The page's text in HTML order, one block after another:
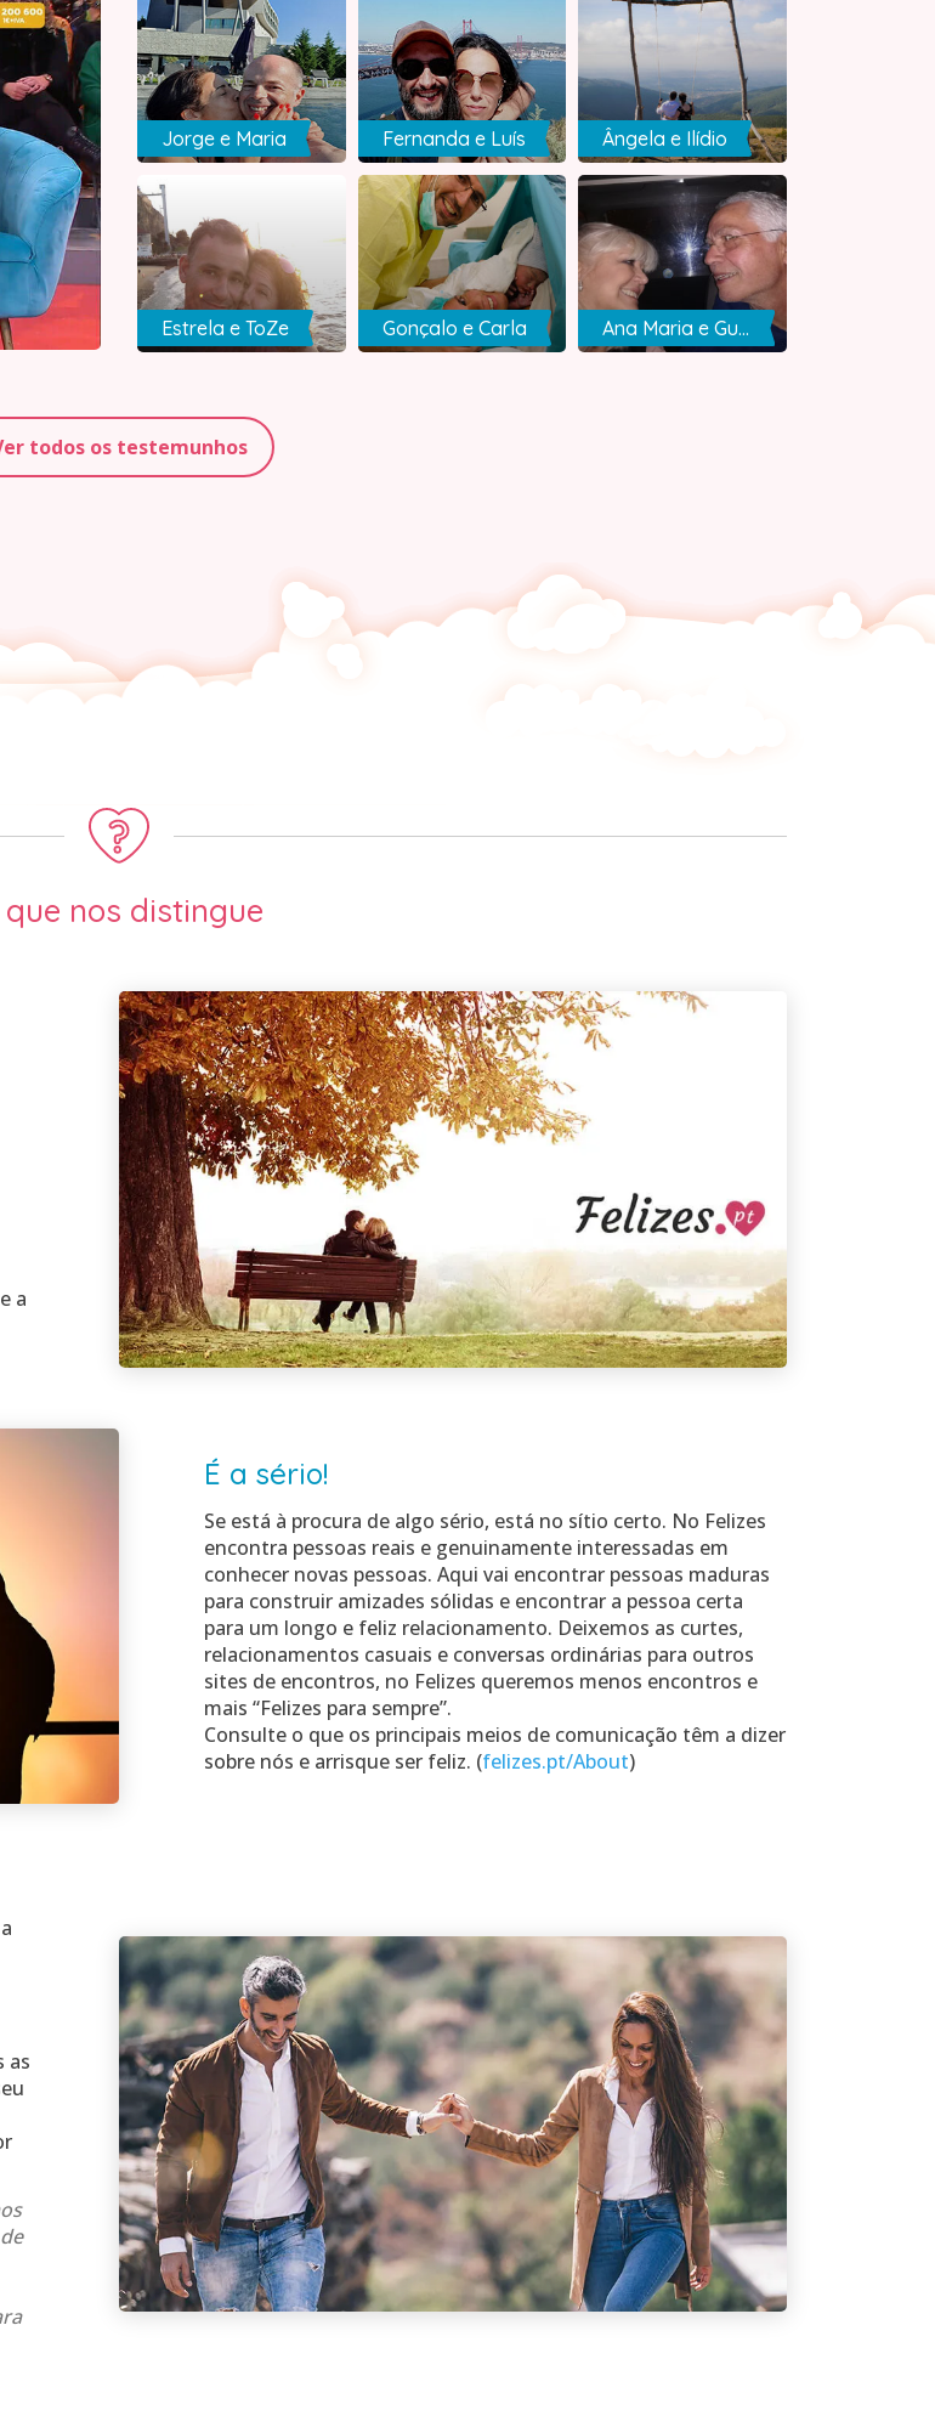
Jorge e Maria Fernanda e Luís Ângela e Ilídio
Estrela e ToZe Gonçalo e Carla Ana Maria e Gustavo
todos os testemunhos
que nos distingue
a
É a sério!
Se está à procura de algo sério, está no sítio certo. No Felizes
encontra pessoas reais e genuinamente interessadas em
conhecer novas pessoas. Aqui vai encontrar pessoas maduras
para construir amizades sólidas e encontrar a pessoa certa
para um longo e feliz relacionamento. Deixemos as curtes,
relacionamentos casuais e conversas ordinárias para outros
sites de encontros, no Felizes queremos menos encontros e
mais “Felizes para sempre”.
Consulte o que os principais meios de comunicação têm a dizer
sobre nós e arrisque ser feliz. (felizes.pt/About)
as